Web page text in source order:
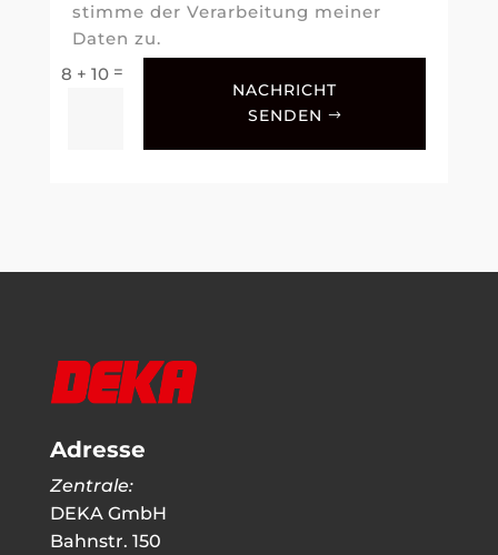
stimme der Verarbeitung meiner
Daten zu.
8 + 10 =
NACHRICHT
SENDEN
Adresse
Zentrale:
DEKA GmbH
Bahnstr. 150